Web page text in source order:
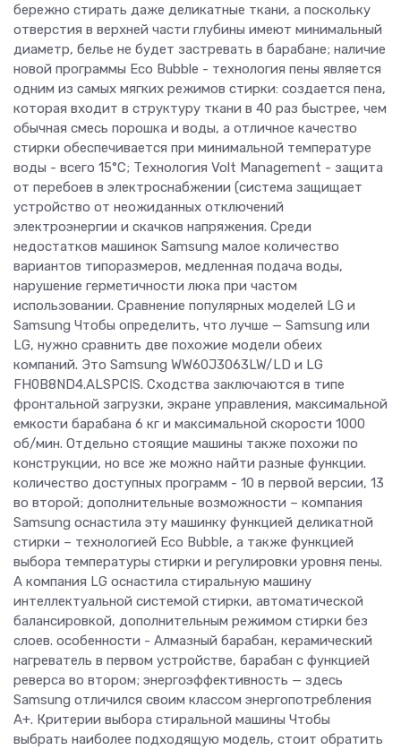
бережно стирать даже деликатные ткани, а поскольку
отверстия в верхней части глубины имеют минимальный
диаметр, белье не будет застревать в барабане; наличие
новой программы Eco Bubble - технология пены является
одним из самых мягких режимов стирки: создается пена,
которая входит в структуру ткани в 40 раз быстрее, чем
обычная смесь порошка и воды, а отличное качество
стирки обеспечивается при минимальной температуре
воды - всего 15°С; Технология Volt Management - защита
от перебоев в электроснабжении (система защищает
устройство от неожиданных отключений
электроэнергии и скачков напряжения. Среди
недостатков машинок Samsung малое количество
вариантов типоразмеров, медленная подача воды,
нарушение герметичности люка при частом
использовании. Сравнение популярных моделей LG и
Samsung Чтобы определить, что лучше — Samsung или
LG, нужно сравнить две похожие модели обеих
компаний. Это Samsung WW60J3063LW/LD и LG
FH0B8ND4.ALSPCIS. Сходства заключаются в типе
фронтальной загрузки, экране управления, максимальной
емкости барабана 6 кг и максимальной скорости 1000
об/мин. Отдельно стоящие машины также похожи по
конструкции, но все же можно найти разные функции.
количество доступных программ - 10 в первой версии, 13
во второй; дополнительные возможности – компания
Samsung оснастила эту машинку функцией деликатной
стирки – технологией Eco Bubble, а также функцией
выбора температуры стирки и регулировки уровня пены.
А компания LG оснастила стиральную машину
интеллектуальной системой стирки, автоматической
балансировкой, дополнительным режимом стирки без
слоев. особенности - Алмазный барабан, керамический
нагреватель в первом устройстве, барабан с функцией
реверса во втором; энергоэффективность — здесь
Samsung отличился своим классом энергопотребления
A+. Критерии выбора стиральной машины Чтобы
выбрать наиболее подходящую модель, стоит обратить